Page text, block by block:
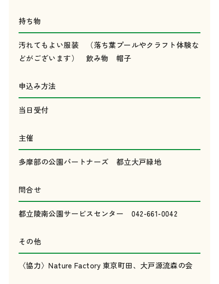
持ち物
汚れてもよい服装 （落ち葉プールやクラフト体験な
どがございます） 飲み物 帽子
申込み方法
当日受付
主催
多摩部の公園パートナーズ 都立大戸緑地
問合せ
都立陵南公園サービスセンター 042-661-0042
その他
〈協力〉Nature Factory 東京町田、大戸源流森の会